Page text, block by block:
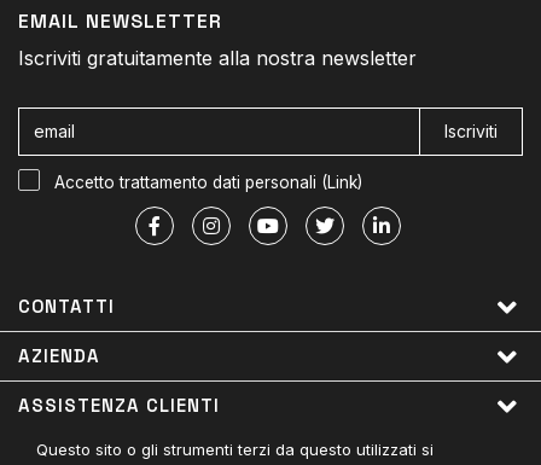
EMAIL NEWSLETTER
Iscriviti gratuitamente alla nostra newsletter
Iscriviti
Accetto trattamento dati personali (Link)
CONTATTI
AZIENDA
ASSISTENZA CLIENTI
LINK UTILI
Questo sito o gli strumenti terzi da questo utilizzati si